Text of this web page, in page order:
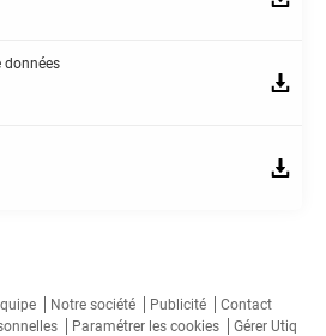
données
Notre société Publicité
Contact
Paramétrer les cookies
Gérer Utiq